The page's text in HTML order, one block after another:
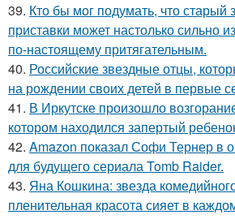
39. Кто бы мог подумать, что старый
приставки может настолько сильно
по-настоящему притягательным.
40. Российские звездные отцы,
на рождении своих детей в первые
41. В Иркутске произошло
котором находился запертый
42. Amazon показал Софи Тернер в
для будущего сериала Tomb Raider.
43. Яна Кошкина: звезда
пленительная красота сияет в